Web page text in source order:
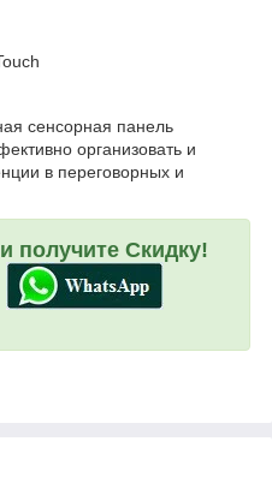
сенсорная панель
организовать и
в переговорных и
получите Скидку!